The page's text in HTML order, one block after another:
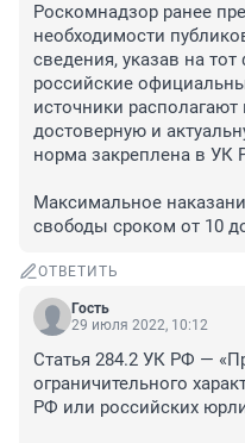
Роскомнадзор ранее
необходимости
сведения, указав на
российские
источники
достоверную и
норма закреплена в УК
Максимальное
свободы сроком от 10
ОТВЕТИТЬ
Гость
29 июля 2022, 10:12
Статья 284.2 УК РФ —
ограничительного
РФ или российских